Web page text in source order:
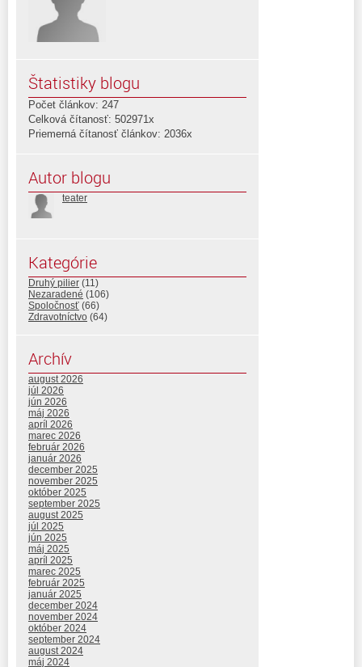
Štatistiky blogu
Počet článkov: 247
Celková čítanosť: 502971x
Priemerná čítanosť článkov: 2036x
Autor blogu
teater
Kategórie
Druhý pilier (11)
Nezaradené (106)
Spoločnosť (66)
Zdravotníctvo (64)
Archív
august 2026
júl 2026
jún 2026
máj 2026
apríl 2026
marec 2026
február 2026
január 2026
december 2025
november 2025
október 2025
september 2025
august 2025
júl 2025
jún 2025
máj 2025
apríl 2025
marec 2025
február 2025
január 2025
december 2024
november 2024
október 2024
september 2024
august 2024
máj 2024